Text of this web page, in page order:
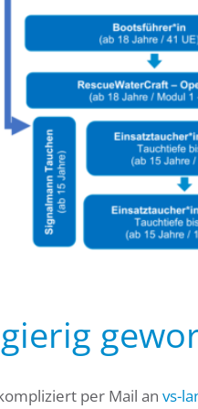
per Mail an vs-